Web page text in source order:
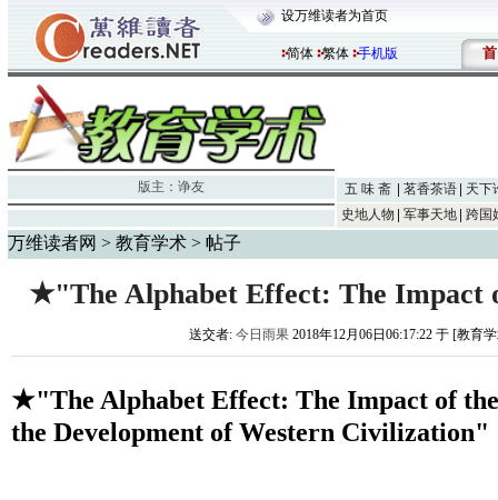
设万维读者为首页
简体 繁体 手机版 首
版主： 诤友 五 味 斋 茗香茶语
天下
史地人物
军事天地 跨国
万维读者网 > 教育学术 > 帖子
★"The Alphabet Effect: The Impact
送交者: 今日雨果2018年12月06日06:17:22 于 [教育
★"The Alphabet Effect: The Impact of
the Development of Western Civilization"